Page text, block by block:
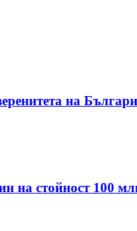
на
на стойност 100